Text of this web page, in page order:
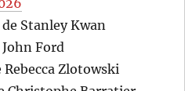
Stanley Kwan
Ford
Rebecca Zlotowski